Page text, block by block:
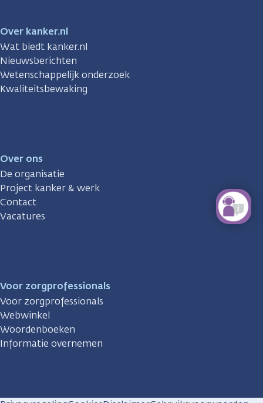
Over kanker.nl
Wat biedt kanker.nl
Nieuwsberichten
Wetenschappelijk onderzoek
Kwaliteitsbewaking
Over ons
De organisatie
Project kanker & werk
Contact
Vacatures
Voor zorgprofessionals
Voor zorgprofessionals
Webwinkel
Woordenboeken
Informatie overnemen